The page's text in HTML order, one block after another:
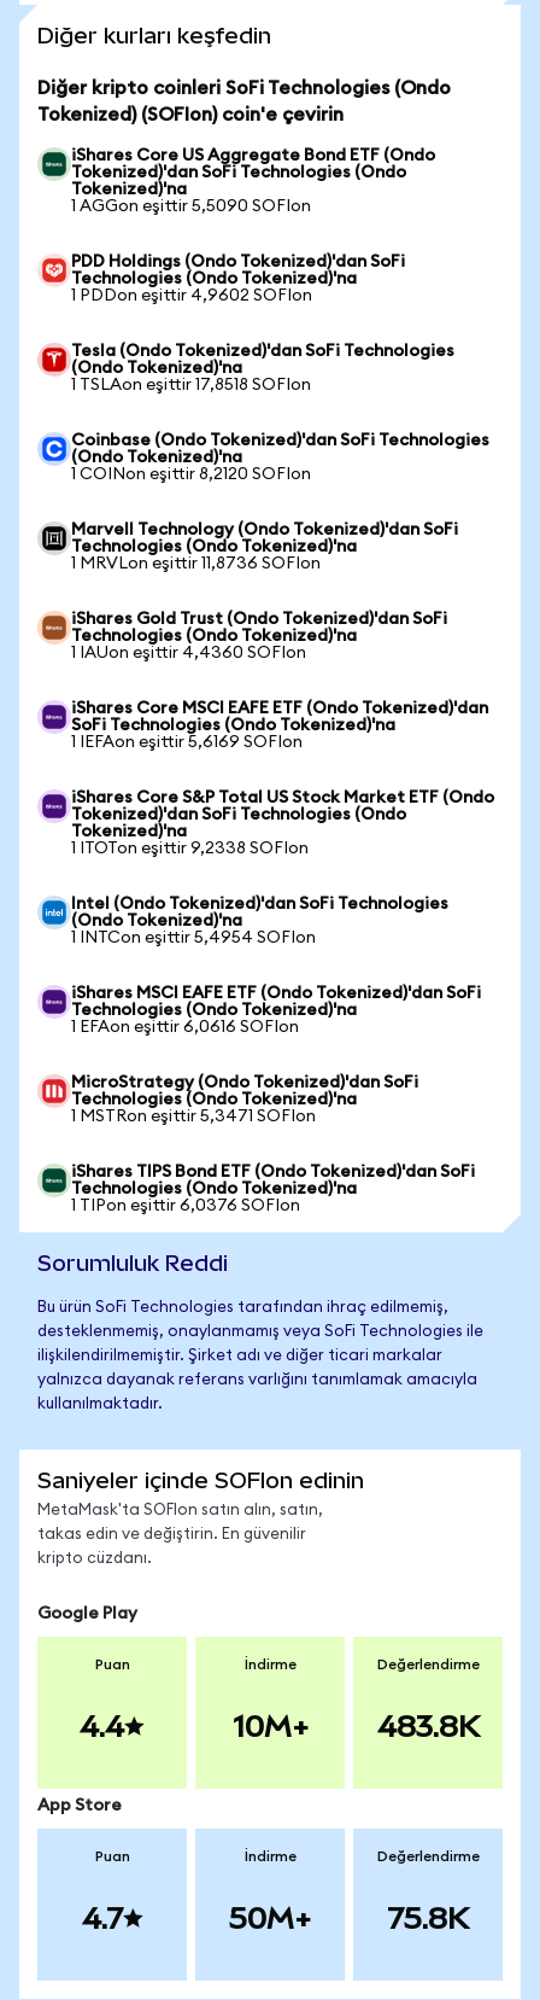
Diğer kurları keşfedin
Diğer kripto coinleri SoFi Technologies (Ondo
Tokenized) (SOFIon) coin'e çevirin
iShares Core US Aggregate Bond ETF (Ondo
Tokenized)'dan SoFi Technologies (Ondo
Tokenized)'na
1 AGGon eşittir 5,5090 SOFIon
PDD Holdings (Ondo Tokenized)'dan SoFi
Technologies (Ondo Tokenized)'na
1 PDDon eşittir 4,9602 SOFIon
Tesla (Ondo Tokenized)'dan SoFi Technologies
(Ondo Tokenized)'na
1 TSLAon eşittir 17,8518 SOFIon
Coinbase (Ondo Tokenized)'dan SoFi Technologies
(Ondo Tokenized)'na
1 COINon eşittir 8,2120 SOFIon
Marvell Technology (Ondo Tokenized)'dan SoFi
Technologies (Ondo Tokenized)'na
1 MRVLon eşittir 11,8736 SOFIon
iShares Gold Trust (Ondo Tokenized)'dan SoFi
Technologies (Ondo Tokenized)'na
1 IAUon eşittir 4,4360 SOFIon
iShares Core MSCI EAFE ETF (Ondo Tokenized)'dan
SoFi Technologies (Ondo Tokenized)'na
1 IEFAon eşittir 5,6169 SOFIon
iShares Core S&P Total US Stock Market ETF (Ondo
Tokenized)'dan SoFi Technologies (Ondo
Tokenized)'na
1 ITOTon eşittir 9,2338 SOFIon
Intel (Ondo Tokenized)'dan SoFi Technologies
(Ondo Tokenized)'na
1 INTCon eşittir 5,4954 SOFIon
iShares MSCI EAFE ETF (Ondo Tokenized)'dan SoFi
Technologies (Ondo Tokenized)'na
1 EFAon eşittir 6,0616 SOFIon
MicroStrategy (Ondo Tokenized)'dan SoFi
Technologies (Ondo Tokenized)'na
1 MSTRon eşittir 5,3471 SOFIon
iShares TIPS Bond ETF (Ondo Tokenized)'dan SoFi
Technologies (Ondo Tokenized)'na
1 TIPon eşittir 6,0376 SOFIon
Sorumluluk Reddi
Bu ürün SoFi Technologies tarafından ihraç edilmemiş,
desteklenmemiş, onaylanmamış veya SoFi Technologies ile
ilişkilendirilmemiştir. Şirket adı ve diğer ticari markalar
yalnızca dayanak referans varlığını tanımlamak amacıyla
kullanılmaktadır.
Saniyeler içinde SOFIon edinin
MetaMask'ta SOFIon satın alın, satın,
takas edin ve değiştirin. En güvenilir
kripto cüzdanı.
Google Play
Puan
4.4
İndirme
10M+
Değerlendirme
483.8K
App Store
Puan
4.7
İndirme
50M+
Değerlendirme
75.8K